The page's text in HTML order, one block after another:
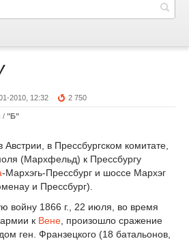
2010, 12:32 2 750
/ "Б"
в Прессбургском комитате,
(Мархфельд) к Прессбургу
-Мархэгь-Прессбург и шоссе Мархэг
и Прессбург).
войну 1866 г., 22 июля, во время
к Вене , произошло сражение
ген. Франзецкого (18 батальонов,